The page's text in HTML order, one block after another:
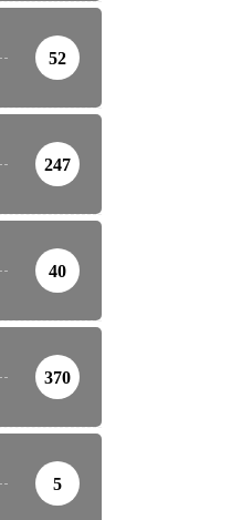
52
247
40
370
5